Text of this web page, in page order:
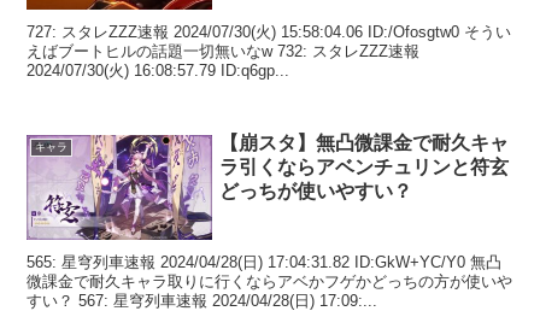
727: スタレZZZ速報 2024/07/30(火) 15:58:04.06 ID:/Ofosgtw0 そうい
えばブートヒルの話題一切無いなw 732: スタレZZZ速報
2024/07/30(火) 16:08:57.79 ID:q6gp...
キャラ
【崩スタ】無凸微課金で耐久キャ
ラ引くならアベンチュリンと符玄
どっちが使いやすい？
565: 星穹列車速報 2024/04/28(日) 17:04:31.82 ID:GkW+YC/Y0 無凸
微課金で耐久キャラ取りに行くならアベかフゲかどっちの方が使いや
すい？ 567: 星穹列車速報 2024/04/28(日) 17:09:...